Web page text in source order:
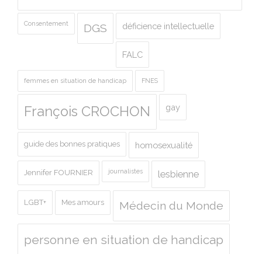
Consentement DGS déficience intellectuelle
FALC
femmes en situation de handicap FNES
François CROCHON gay
guide des bonnes pratiques homosexualité
Jennifer FOURNIER journalistes lesbienne
LGBT+ Mes amours Médecin du Monde
personne en situation de handicap